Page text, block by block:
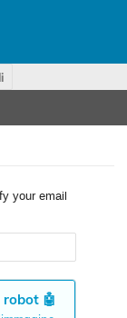
your email
robot🤖